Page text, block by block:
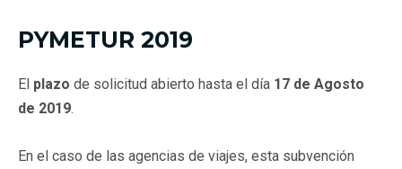
PYMETUR 2019
El plazo de solicitud abierto hasta el día 17 de Agosto
de 2019.
En el caso de las agencias de viajes, esta subvención